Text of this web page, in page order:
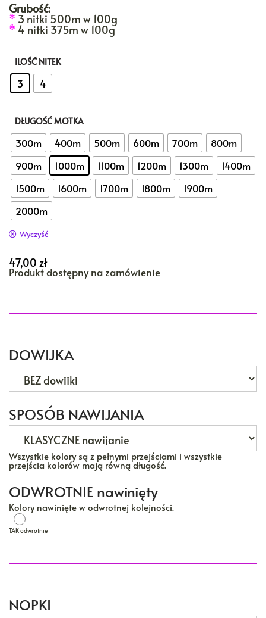
Grubość:
* 3 nitki 500m w 100g
* 4 nitki 375m w 100g
ILOŚĆ NITEK
3 4
DŁUGOŚĆ MOTKA
300m 400m 500m 600m 700m
800m
900m
1000m 1100m 1200m 1300m
1400m
1500m
1600m 1700m 1800m
1900m
2000m
Wyczyść
47,00 zł
Produkt dostępny na zamówienie
DOWIJKA
SPOSÓB NAWIJANIA
Wszystkie kolory są z pełnymi przejściami i wszystkie
przejścia kolorów mają równą długość.
ODWROTNIE nawinięty
Kolory nawinięte w odwrotnej kolejności.
TAK odwrotnie
NOPKI